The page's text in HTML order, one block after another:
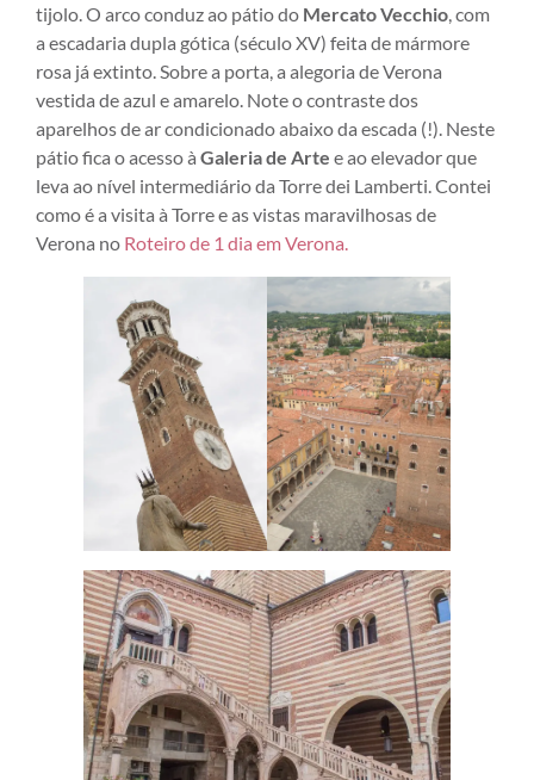
tijolo. O arco conduz ao pátio do Mercato Vecchio , com
a escadaria dupla gótica (século XV) feita de mármore
rosa já extinto. Sobre a porta, a alegoria de Verona
vestida de azul e amarelo. Note o contraste dos
aparelhos de ar condicionado abaixo da escada (!). Neste
pátio fica o acesso à Galeria de Arte e ao elevador que
leva ao nível intermediário da Torre dei Lamberti. Contei
como é a visita à Torre e as vistas maravilhosas de
Verona no Roteiro de 1 dia em Verona.